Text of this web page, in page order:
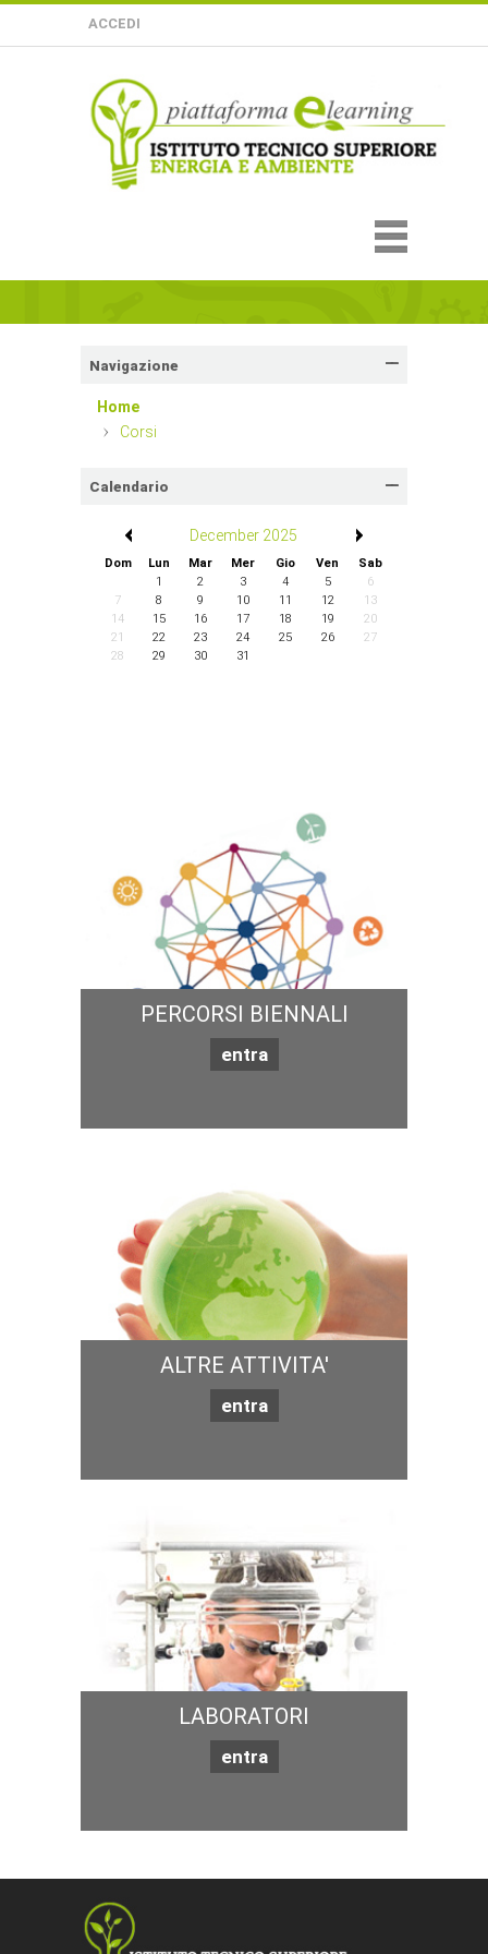
ACCEDI
Navigazione
Home
Corsi
Calendario
/ December 2025 /
Dom Lun Mar Mer Gio Ven
Sab
1
2 3 4 5
6
7
8 9 10 11 12
13
14
15 16 17 18 19
20
21
22 23 24 25 26
27
28
29 30 31
PERCORSI BIENNALI
entra
ALTRE ATTIVITA'
entra
LABORATORI
entra